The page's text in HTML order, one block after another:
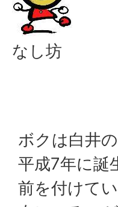
なし坊
ボクは白井
平成7年に誕
前を付けて